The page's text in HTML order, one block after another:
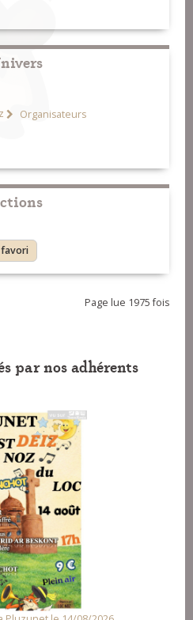
Organisateurs
Page lue 1975 fois
par nos adhérents